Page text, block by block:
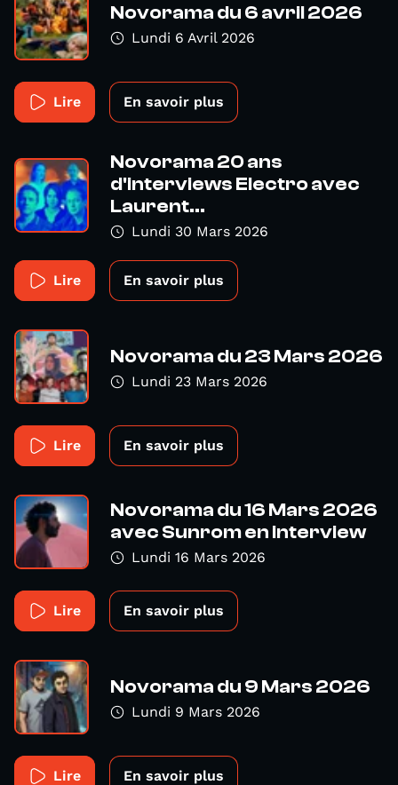
Novorama du 6 avril 2026
Lundi 6 Avril 2026
Lire En savoir plus
Novorama 20 ans
d'interviews Electro avec
Laurent...
Lundi 30 Mars 2026
Lire En savoir plus
Novorama du 23 Mars 2026
Lundi 23 Mars 2026
Lire En savoir plus
Novorama du 16 Mars 2026
avec Sunrom en interview
Lundi 16 Mars 2026
Lire En savoir plus
Novorama du 9 Mars 2026
Lundi 9 Mars 2026
Lire En savoir plus